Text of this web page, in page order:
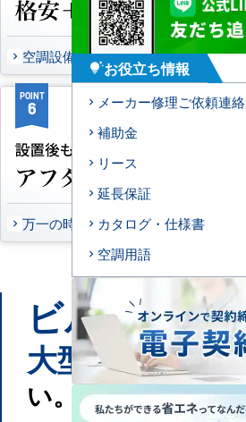
空調設備のご提案について
POINT
6
万一の時もお任せください
ビルや工場な
大型施設もお任
い。
tips_and_updatesお役立ち情報
メーカー修理ご依頼連
補助金
リース
延長保証
カタログ・仕様書
空調用語